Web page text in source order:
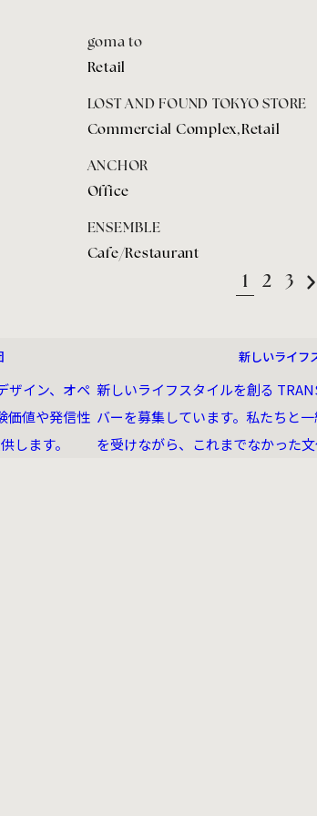
goma to
Retail
LOST AND FOUND TOKYO STORE
Commercial Complex,Retail
ANCHOR
Office
ENSEMBLE
Cafe/Restaurant
1 2 3
ザイン、オペ
価値や発信性
します。
新しいライフ
新しいライフスタイルを創る
バーを募集しています。私たちと
を受けながら、これまでなかった